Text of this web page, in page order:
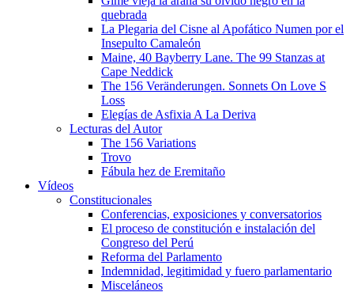
quebrada
La Plegaria del Cisne al Apofático Numen por el
Insepulto Camaleón
Maine, 40 Bayberry Lane. The 99 Stanzas at
Cape Neddick
The 156 Veränderungen. Sonnets On Love S
Loss
Elegías de Asfixia A La Deriva
Lecturas del Autor
The 156 Variations
Trovo
Fábula hez de Eremitaño
Vídeos
Constitucionales
Conferencias, exposiciones y conversatorios
El proceso de constitución e instalación del
Congreso del Perú
Reforma del Parlamento
Indemnidad, legitimidad y fuero parlamentario
Misceláneos